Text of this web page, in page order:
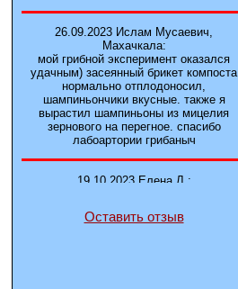
26.09.2023 Ислам Мусаевич,
Махачкала:
мой грибной эксперимент оказался
удачным) засеянный брикет компоста
нормально отплодоносил,
шампиньончики вкусные. также я
вырастил шампиньоны из мицелия
зернового на перегное. спасибо
лабоартории грибаныч
19.10.2023 Елена Л.:
2-3 волны
Оставить отзыв